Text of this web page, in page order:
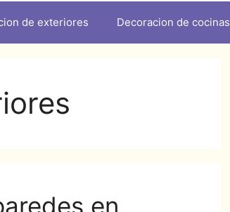
de exteriores Decoracion de cocinas
en